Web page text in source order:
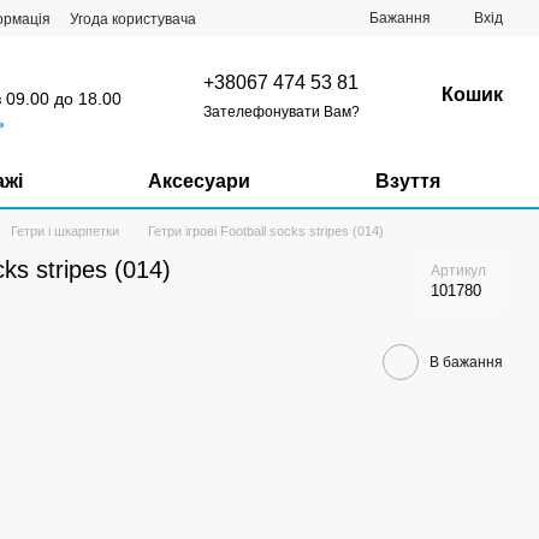
Угода користувача Бажання Вхід
09.00 до 18.00
+38067 474 53 81
Зателефонувати Вам?
Кошик
Аксесуари Взуття
Гетри і шкарпетки Гетри ігрові Football socks stripes (014)
stripes (014) Артикул
101780
В бажання